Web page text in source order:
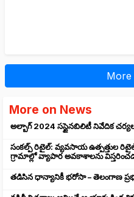
More
More on News
అల్బాగ్ 2024 సస్టైనబిలిటీ నివేదిక
సంకల్ప్ రిటైల్: వ్యవసాయ ఉత్పత్తుల
గ్రామాల్లో వ్యాపార అవకాశాలను
తడిసిన ధాన్యానికీ భరోసా – తెలంగాణ